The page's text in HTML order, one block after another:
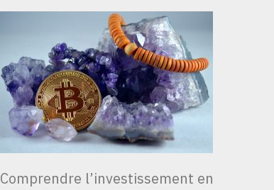
Comprendre l’investissement en